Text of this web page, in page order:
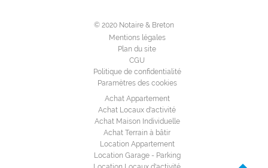
© 2020 Notaire & Breton
Mentions légales
Plan du site
CGU
Politique de confidentialité
Paramètres des cookies
Achat Appartement
Achat Locaux d'activité
Achat Maison Individuelle
Achat Terrain à bâtir
Location Appartement
Location Garage - Parking